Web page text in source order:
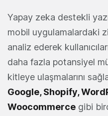
Yapay zeka destekli
mobil uygulamalardaki
analiz ederek
daha fazla potansiyel
kitleye ulaşmalarını
Google, Shopify,
Woocommerce gibi